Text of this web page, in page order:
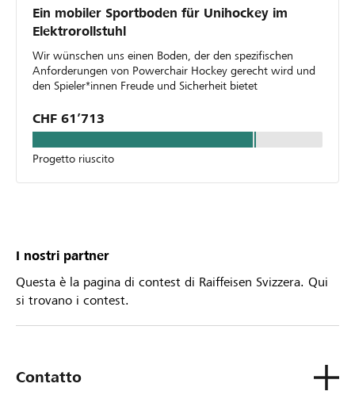
Ein mobiler Sportboden für Unihockey im
Elektrorollstuhl
Wir wünschen uns einen Boden, der den spezifischen
Anforderungen von Powerchair Hockey gerecht wird und
den Spieler*innen Freude und Sicherheit bietet
CHF 61’713
Progetto riuscito
I nostri partner
Questa è la pagina di contest di Raiffeisen Svizzera. Qui
si trovano i contest.
Contatto